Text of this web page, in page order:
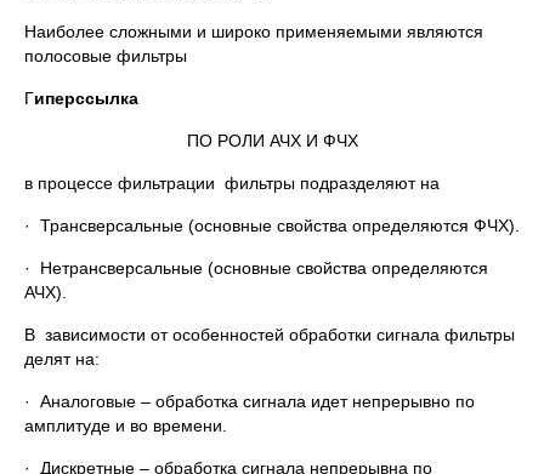
Наиболее сложными и широко применяемыми являются
полосовые фильтры
Гиперссылка
ПО РОЛИ АЧХ И ФЧХ
в процессе фильтрации фильтры подразделяют на
· Трансверсальные (основные свойства определяются ФЧХ).
· Нетрансверсальные (основные свойства определяются
АЧХ).
В зависимости от особенностей обработки сигнала фильтры
делят на:
· Аналоговые – обработка сигнала идет непрерывно по
амплитуде и во времени.
· Дискретные – обработка сигнала непрерывна по